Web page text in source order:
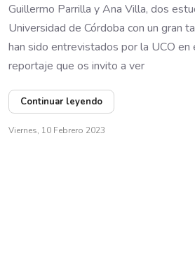
Guillermo Parrilla y Ana Villa, dos
Universidad de Córdoba con un gran
han sido entrevistados por la UCO en
reportaje que os invito a ver
Continuar leyendo
Viernes, 10 Febrero 2023